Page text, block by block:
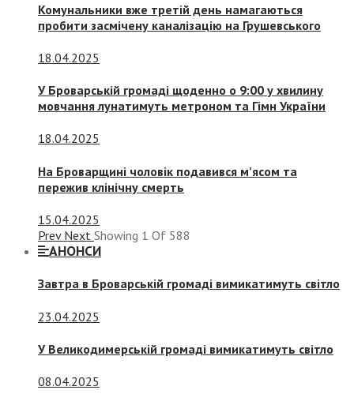
Комунальники вже третій день намагаються
пробити засмічену каналізацію на Грушевського
18.04.2025
У Броварській громаді щоденно о 9:00 у хвилину
мовчання лунатимуть метроном та Гімн України
18.04.2025
На Броварщині чоловік подавився м’ясом та
пережив клінічну смерть
15.04.2025
Prev Next Showing 1 Of 588
АНОНСИ
Завтра в Броварській громаді вимикатимуть світло
23.04.2025
У Великодимерській громаді вимикатимуть світло
08.04.2025